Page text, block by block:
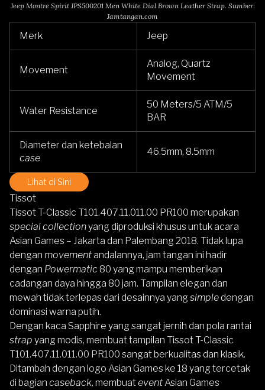
Jeep Montre Spirit JPS500201 Men White Dial Brown Leather Strap. Sumber:
Jamtangan.com
Merk Jeep
Movement
Analog, Quartz
Movement
Water Resistance
50 Meters/5 ATM/5
BAR
Diameter dan ketebalan
case
46.5mm, 8.5mm
Lihat di Sini
Tissot
Tissot T-Classic T101.407.11.011.00 PR100 merupakan
special collectionyang diproduksi khusus untuk acara
Asian Games – Jakarta dan Palembang 2018. Tidak lupa
dengan movementandalannya, jam tangan ini hadir
dengan Powermatic 80 yang mampu memberikan
cadangan daya hingga 80 jam. Tampilan elegan dan
mewah tidak terlepas dari desainnya yang simpledengan
dominasi warna putih.
Dengan kaca Sapphire yang sangat jernih dan pola rantai
strap yang modis, membuat tampilan Tissot T-Classic
T101.407.11.011.00 PR100 sangat berkualitas dan klasik.
Ditambah dengan logo Asian Games ke 18 yang tercetak
di bagian caseback, membuatevent Asian Games